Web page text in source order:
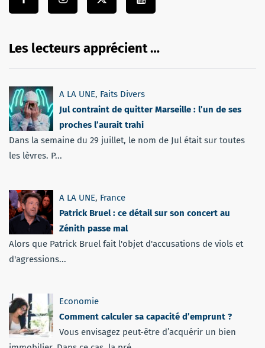
Les lecteurs apprécient …
A LA UNE, Faits Divers
Jul contraint de quitter Marseille : l’un de ses
proches l’aurait trahi
Dans la semaine du 29 juillet, le nom de Jul était sur toutes
les lèvres. P...
A LA UNE, France
Patrick Bruel : ce détail sur son concert au
Zénith passe mal
Alors que Patrick Bruel fait l'objet d'accusations de viols et
d'agressions...
Economie
Comment calculer sa capacité d’emprunt ?
Vous envisagez peut-être d’acquérir un bien